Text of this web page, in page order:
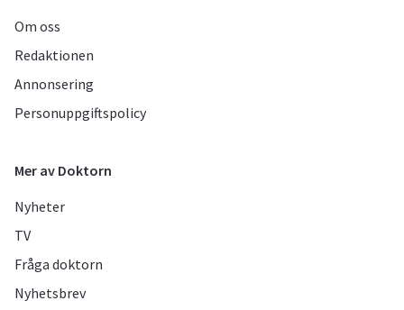
Om oss
Redaktionen
Annonsering
Personuppgiftspolicy
Mer av Doktorn
Nyheter
TV
Fråga doktorn
Nyhetsbrev